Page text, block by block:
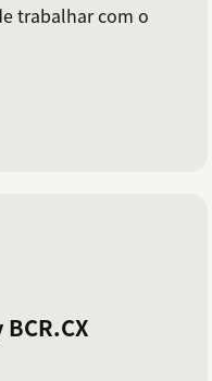
trabalhar com o